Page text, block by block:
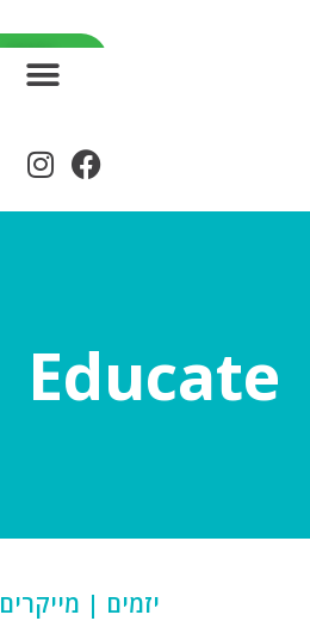
הרשמה
לעדכונים
Educate
יזמים | מייקרים